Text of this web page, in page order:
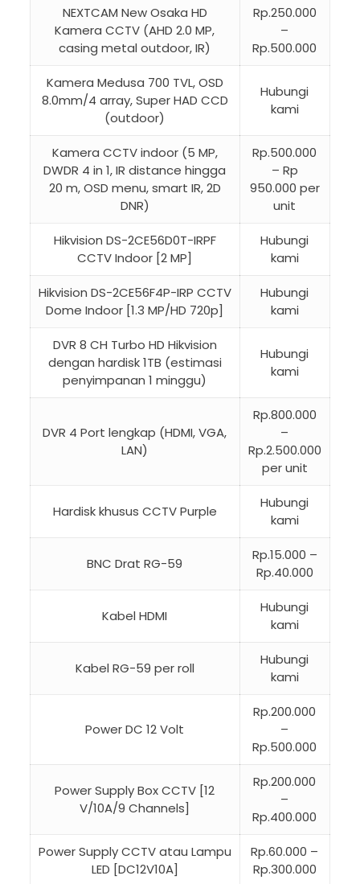
NEXTCAM New Osaka HD
Kamera CCTV (AHD 2.0 MP,
casing metal outdoor, IR)
Rp.250.000
–
Rp.500.000
Kamera Medusa 700 TVL, OSD
8.0mm/4 array, Super HAD CCD
(outdoor)
Hubungi
kami
Kamera CCTV indoor (5 MP,
DWDR 4 in 1, IR distance hingga
20 m, OSD menu, smart IR, 2D
DNR)
Rp.500.000
– Rp
950.000 per
unit
Hikvision DS-2CE56D0T-IRPF
CCTV Indoor [2 MP]
Hubungi
kami
Hikvision DS-2CE56F4P-IRP CCTV
Dome Indoor [1.3 MP/HD 720p]
Hubungi
kami
DVR 8 CH Turbo HD Hikvision
dengan hardisk 1TB (estimasi
penyimpanan 1 minggu)
Hubungi
kami
DVR 4 Port lengkap (HDMI, VGA,
LAN)
Rp.800.000
–
Rp.2.500.000
per unit
Hardisk khusus CCTV Purple
Hubungi
kami
BNC Drat RG-59
Rp.15.000 –
Rp.40.000
Kabel HDMI
Hubungi
kami
Kabel RG-59 per roll
Hubungi
kami
Power DC 12 Volt
Rp.200.000
–
Rp.500.000
Power Supply Box CCTV [12
V/10A/9 Channels]
Rp.200.000
–
Rp.400.000
Power Supply CCTV atau Lampu
LED [DC12V10A]
Rp.60.000 –
Rp.300.000